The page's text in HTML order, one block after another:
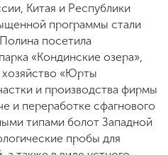
Китая и Республики
программы стали
посетила
«Кондинские озера»,
«Юрты
и производства фирмы
и переработке сфагнового
типами болот Западной
пробы для